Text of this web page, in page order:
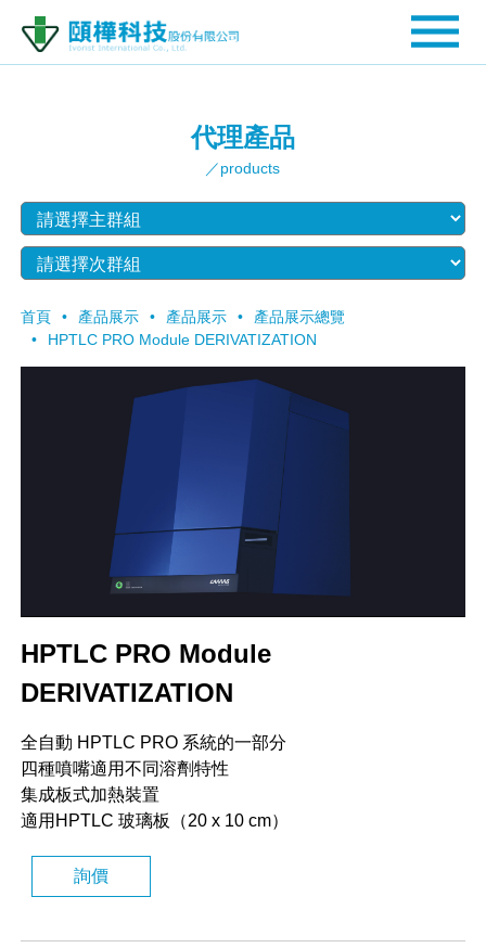
代理產品
／products
首頁 產品展示 產品展示
產品展示總覽
HPTLC PRO Module DERIVATIZATION
HPTLC PRO Module
DERIVATIZATION
全自動 HPTLC PRO 系統的一部分
四種噴嘴適用不同溶劑特性
集成板式加熱裝置
適用HPTLC 玻璃板（20 x 10 cm）
詢價